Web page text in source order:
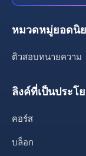
หมวดหมู่ยอดนิ
ติวสอบทนายความ
ลิงค์ที่เป็นประโ
คอร์ส
บล็อก